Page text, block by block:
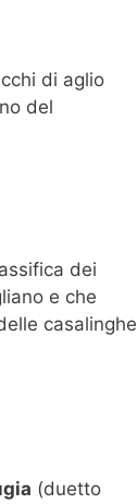
di aglio
del
dei
e che
casalinghe
(duetto